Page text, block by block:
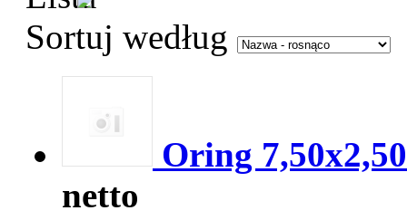
Sortuj według
Oring 7,50x2,50
netto